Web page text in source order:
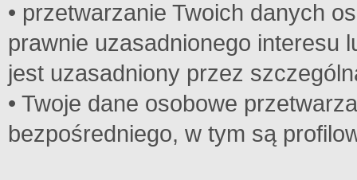
• przetwarzanie Twoich danych
prawnie uzasadnionego interesu
jest uzasadniony przez
• Twoje dane osobowe
bezpośredniego, w tym są